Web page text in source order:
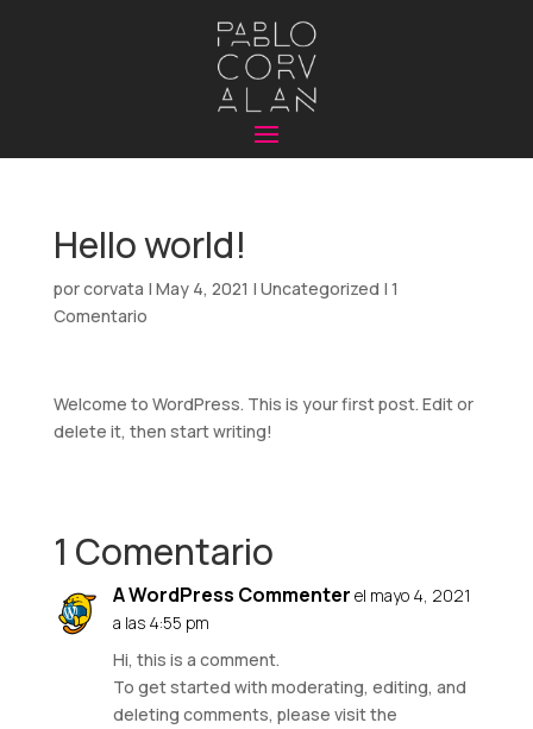
Hello world!
porcorvata | May 4, 2021 | Uncategorized | 1
Comentario
Welcome to WordPress. This is your first post. Edit or
delete it, then start writing!
1 Comentario
A WordPress Commenter el mayo 4, 2021
a las 4:55 pm
Hi, this is a comment.
To get started with moderating, editing, and
deleting comments, please visit the